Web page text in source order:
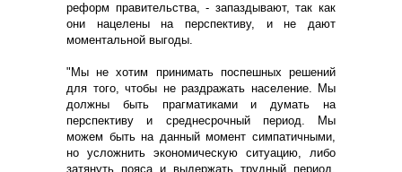
реформ правительства, - запаздывают, так как
они нацелены на перспективу, и не дают
моментальной выгоды.
"Мы не хотим принимать поспешных решений
для того, чтобы не раздражать население. Мы
должны быть прагматиками и думать на
перспективу и среднесрочный период. Мы
можем быть на данный момент симпатичными,
но усложнить экономическую ситуацию, либо
затянуть пояса и выдержать трудный период,